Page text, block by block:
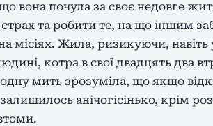
вона почула за своє недовге
та робити те, на що іншим
на місіях. Жила, ризикуючи,
котра в свої двадцять два
мить зрозуміла, що якщо
анічогісінько, крім